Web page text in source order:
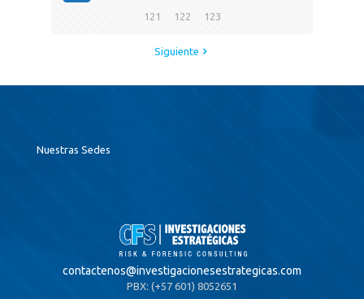
121 122 123
Siguiente
Nuestras Sedes
contactenos@investigacionesestrategicas.com
PBX: (+57 601) 8052651